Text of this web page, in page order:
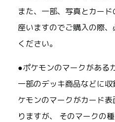
また、一部、写真とカー
座いますのでご購入の際
ください。
●ポケモンのマークがある
一部のデッキ商品などに
ケモンのマークがカード
りますが、 そのマークの